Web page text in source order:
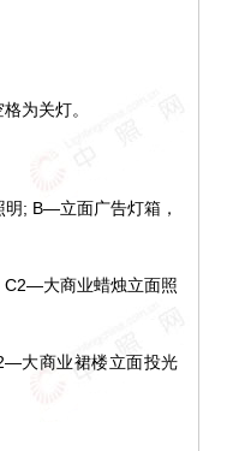
为关灯。
; B—立面广告灯箱，
大商业蜡烛立面照
商业裙楼立面投光